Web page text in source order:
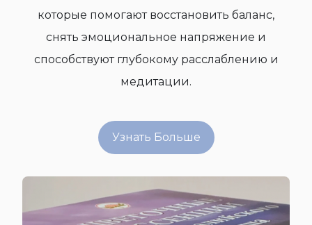
которые помогают восстановить баланс,
снять эмоциональное напряжение и
способствуют глубокому расслаблению и
медитации.
Узнать Больше